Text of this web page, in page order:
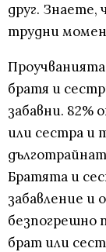
друг. Знаете,
трудни
братя и
забавни.
или сестра и
Братята и
забавление и
безпогрешно
брат или